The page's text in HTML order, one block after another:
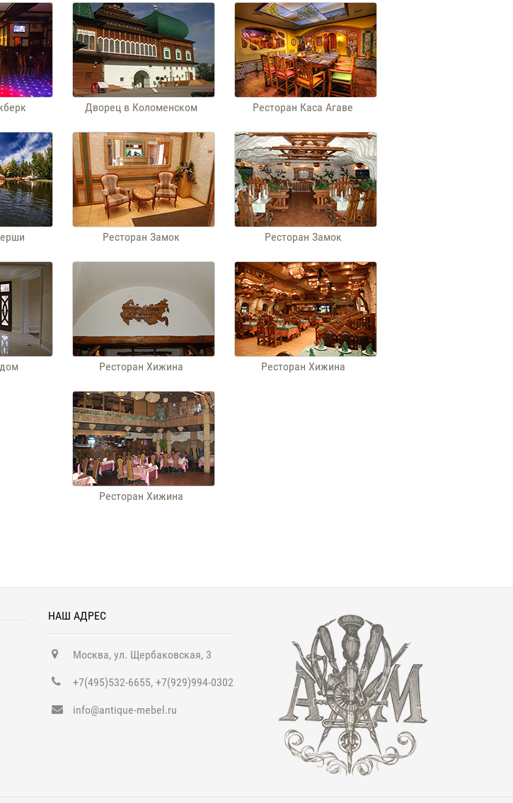
Дворец в Коломенском Ресторан Каса Агаве
Ресторан Замок Ресторан Замок
Ресторан Хижина Ресторан Хижина
Ресторан Хижина
НАШ АДРЕС
Москва, ул. Щербаковская, 3
+7(495)532-6655, +7(929)994-0302
info@antique-mebel.ru